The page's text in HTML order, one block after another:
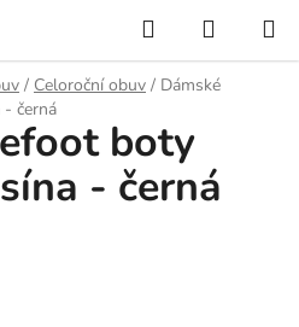
Hledat
KOŠÍK
/ Celoroční obuv / Dámské
černá
boty
- černá